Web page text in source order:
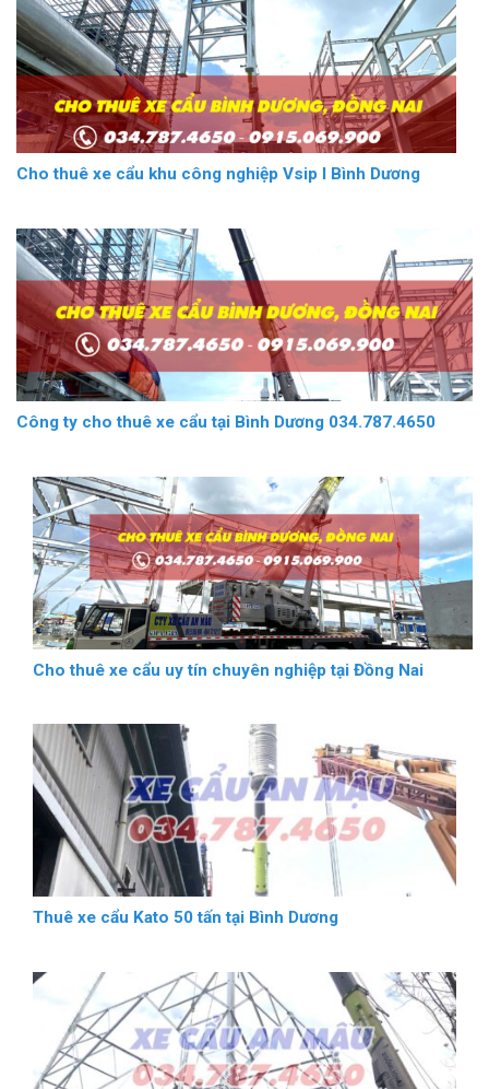
Cho thuê xe cẩu khu công nghiệp Vsip I Bình Dương
Công ty cho thuê xe cẩu tại Bình Dương 034.787.4650
Cho thuê xe cẩu uy tín chuyên nghiệp tại Đồng Nai
Thuê xe cẩu Kato 50 tấn tại Bình Dương